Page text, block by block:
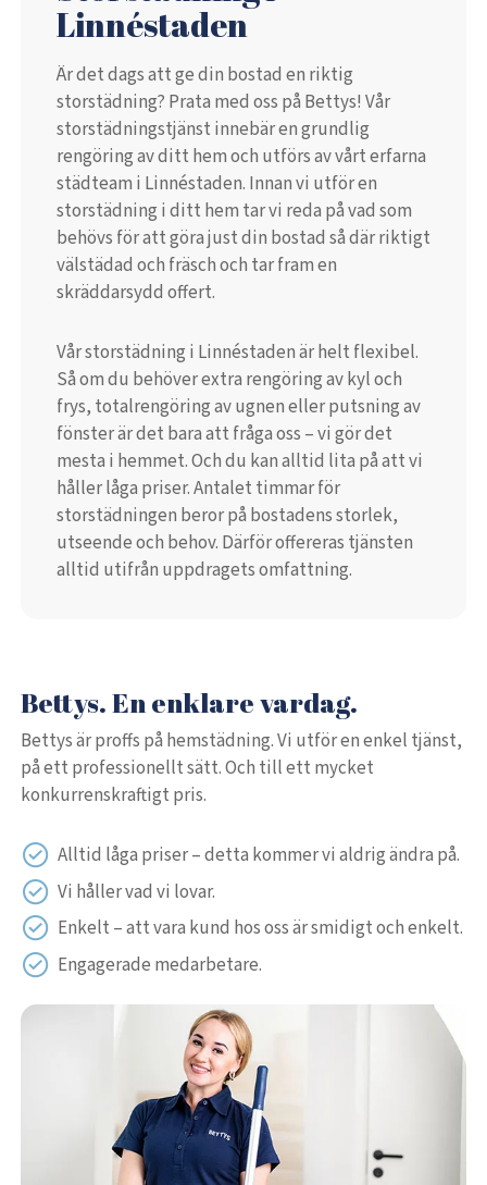
Linnéstaden
Är det dags att ge din bostad en riktig
storstädning? Prata med oss på Bettys! Vår
storstädningstjänst innebär en grundlig
rengöring av ditt hem och utförs av vårt erfarna
städteam i Linnéstaden. Innan vi utför en
storstädning i ditt hem tar vi reda på vad som
behövs för att göra just din bostad så där riktigt
välstädad och fräsch och tar fram en
skräddarsydd offert.
Vår storstädning i Linnéstaden är helt flexibel.
Så om du behöver extra rengöring av kyl och
frys, totalrengöring av ugnen eller putsning av
fönster är det bara att fråga oss – vi gör det
mesta i hemmet. Och du kan alltid lita på att vi
håller låga priser. Antalet timmar för
storstädningen beror på bostadens storlek,
utseende och behov. Därför offereras tjänsten
alltid utifrån uppdragets omfattning.
Bettys. En enklare vardag.
Bettys är proffs på hemstädning. Vi utför en enkel tjänst,
på ett professionellt sätt. Och till ett mycket
konkurrenskraftigt pris.
Alltid låga priser – detta kommer vi aldrig ändra på.
Vi håller vad vi lovar.
Enkelt – att vara kund hos oss är smidigt och enkelt.
Engagerade medarbetare.